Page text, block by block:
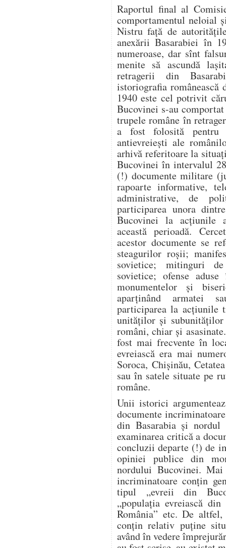
Raportul final al
comportamentul neloial
Nistru față de
anexării Basarabiei în
numeroase, dar sînt
menite să ascundă
retragerii din
istoriografia
1940 este cel potrivit
Bucovinei s-au
trupele române în
a fost folosită pentru
antievreiești ale
arhivă referitoare la
Bucovinei în intervalul
(!) documente militare
rapoarte informative,
administrative, de
participarea unora
Bucovinei la acțiunile
această perioadă.
acestor documente se
steagurilor roșii;
sovietice; mitinguri
sovietice; ofense
monumentelor și
aparținând armatei
participarea la acțiunile
unităților și
români, chiar și
fost mai frecvente în
evreiască era mai
Soroca, Chișinău,
sau în satele situate pe
române.
Unii istorici
documente
din Basarabia și nordul
examinarea critică a
concluzii departe (!) de
opiniei publice din
nordului Bucovinei.
incriminatoare conțin
tipul „evreii din
„populația evreiască
România” etc. De
conțin relativ puține
având în vedere